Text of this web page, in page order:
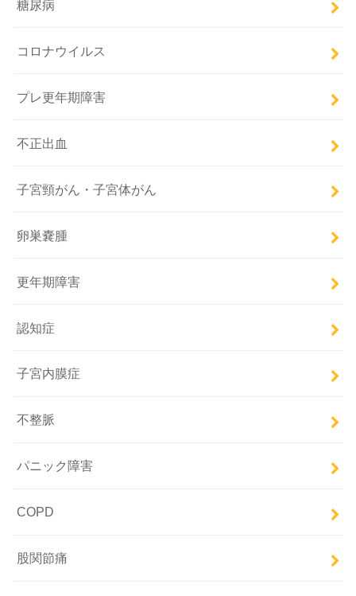
糖尿病
コロナウイルス
プレ更年期障害
不正出血
子宮頸がん・子宮体がん
卵巣嚢腫
更年期障害
認知症
子宮内膜症
不整脈
パニック障害
COPD
股関節痛